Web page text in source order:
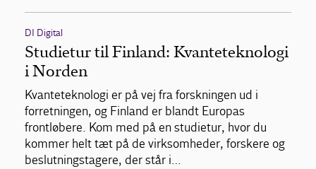
DI Digital
Studietur til Finland: Kvanteteknologi
i Norden
Kvanteteknologi er på vej fra forskningen ud i
forretningen, og Finland er blandt Europas
frontløbere. Kom med på en studietur, hvor du
kommer helt tæt på de virksomheder, forskere og
beslutningstagere, der står i…